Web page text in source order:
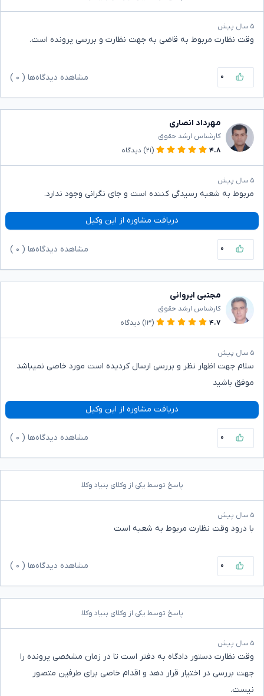
۵ سال پیش
وقت نظارت مربوط به قاضی به جهت نظارت و بررسی پرونده است.
۰ مشاهده دیدگاه‌ها ( ۰
مهرداد انصاری
کارشناس ارشد حقوق
۴.۸
(۲۱) دیدگاه
۵ سال پیش
مربوط به شعبه رسیدگی کننده است و جای نگرانی وجود ندارد.
دریافت مشاوره از این وکیل
۰ مشاهده دیدگاه‌ها ( ۰
مجتبی ایروانی
کارشناس ارشد حقوق
۴.۷
(۱۳) دیدگاه
۵ سال پیش
سلام جهت اظهار نظر و بررسی ارسال کردیده است مورد خاصی نمیباشد
موفق باشید
دریافت مشاوره از این وکیل
۰ مشاهده دیدگاه‌ها ( ۰
پاسخ توسط یکی از وکلای بنیاد وکلا
۵ سال پیش
با درود وقت نظارت مربوط به شعبه است
۰ مشاهده دیدگاه‌ها ( ۰
پاسخ توسط یکی از وکلای بنیاد وکلا
۵ سال پیش
وقت نظارت دستور دادگاه به دفتر است تا در زمان مشخصی پرونده را
جهت بررسی در اختیار قرار دهد و اقدام خاصی برای طرفین متصور
نیست.